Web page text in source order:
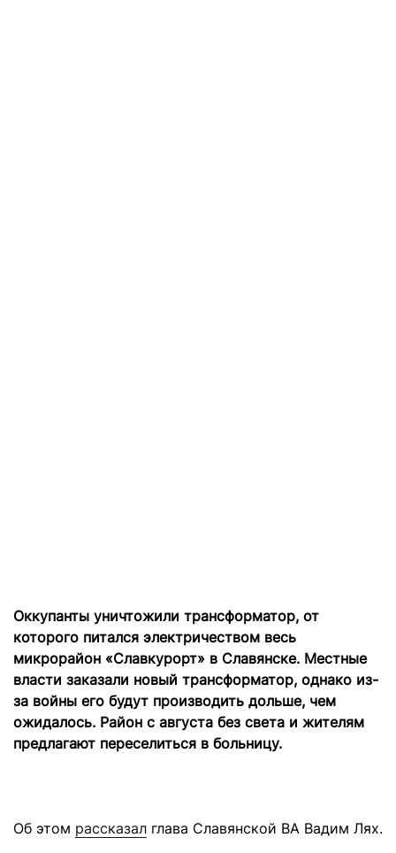
Оккупанты уничтожили трансформатор, от
которого питался электричеством весь
микрорайон «Славкурорт» в Славянске. Местные
власти заказали новый трансформатор, однако из-
за войны его будут производить дольше, чем
ожидалось. Район с августа без света и жителям
предлагают переселиться в больницу.
Об этом рассказал глава Славянской ВА Вадим Лях.